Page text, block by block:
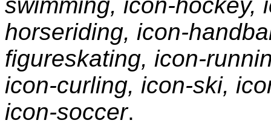
swimming, icon-hockey,
horseriding, icon-
figureskating, icon-
icon-curling, icon-ski,
icon-soccer.